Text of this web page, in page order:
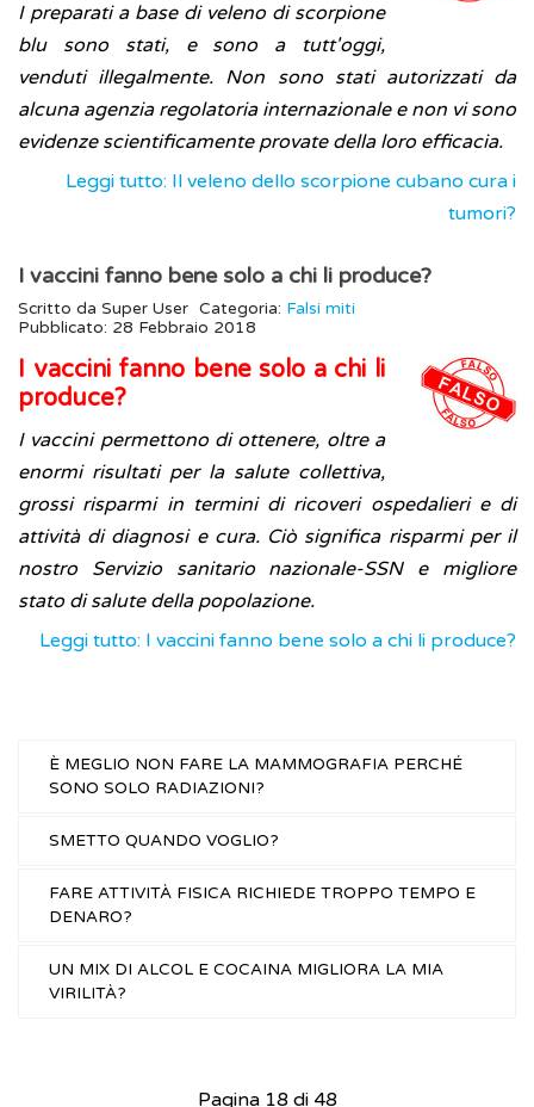
I preparati a base di veleno di scorpione
blu sono stati, e sono a tutt'oggi,
venduti illegalmente. Non sono stati autorizzati da
alcuna agenzia regolatoria internazionale e non vi sono
evidenze scientificamente provate della loro efficacia.
Leggi tutto: Il veleno dello scorpione cubano cura i
tumori?
I vaccini fanno bene solo a chi li produce?
Scritto da Super User Categoria: Falsi miti
Pubblicato: 28 Febbraio 2018
I vaccini fanno bene solo a chi li
produce?
I vaccini permettono di ottenere, oltre a
enormi risultati per la salute collettiva,
grossi risparmi in termini di ricoveri ospedalieri e di
attività di diagnosi e cura. Ciò significa risparmi per il
nostro Servizio sanitario nazionale-SSN e migliore
stato di salute della popolazione.
Leggi tutto: I vaccini fanno bene solo a chi li produce?
È MEGLIO NON FARE LA MAMMOGRAFIA PERCHÉ
SONO SOLO RADIAZIONI?
SMETTO QUANDO VOGLIO?
FARE ATTIVITÀ FISICA RICHIEDE TROPPO TEMPO E
DENARO?
UN MIX DI ALCOL E COCAINA MIGLIORA LA MIA
VIRILITÀ?
Pagina 18 di 48